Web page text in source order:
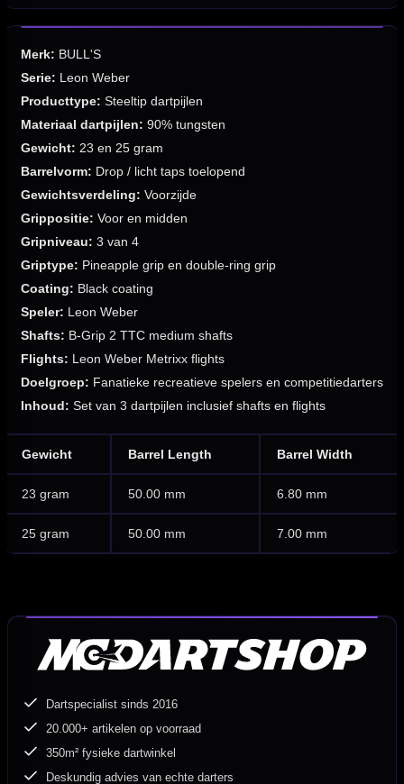
Merk: BULL'S
Serie: Leon Weber
Producttype: Steeltip dartpijlen
Materiaal dartpijlen: 90% tungsten
Gewicht: 23 en 25 gram
Barrelvorm: Drop / licht taps toelopend
Gewichtsverdeling: Voorzijde
Grippositie: Voor en midden
Gripniveau: 3 van 4
Griptype: Pineapple grip en double-ring grip
Coating: Black coating
Speler: Leon Weber
Shafts: B-Grip 2 TTC medium shafts
Flights: Leon Weber Metrixx flights
Doelgroep: Fanatieke recreatieve spelers en competitiedarters
Inhoud: Set van 3 dartpijlen inclusief shafts en flights
Gewicht Barrel Length Barrel Width
23 gram 50.00 mm 6.80 mm
25 gram 50.00 mm 7.00 mm
Dartspecialist sinds 2016
20.000+ artikelen op voorraad
350m² fysieke dartwinkel
Deskundig advies van echte darters